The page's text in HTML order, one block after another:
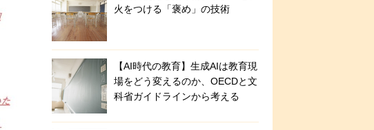
火をつける「褒め」の技術
【AI時代の教育】生成AIは教育現
場をどう変えるのか、OECDと文
科省ガイドラインから考える